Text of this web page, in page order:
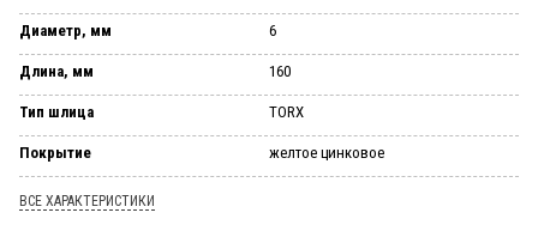
Диаметр, мм 6
Длина, мм 160
Тип шлица TORX
Покрытие желтое цинковое
ВСЕ ХАРАКТЕРИСТИКИ